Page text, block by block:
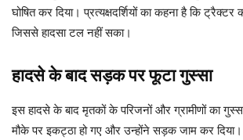
घोषित कर दिया। प्रत्यक्षदर्शियों का कहना है कि
जिससे हादसा टल नहीं सका।
हादसे के बाद सड़क पर फूटा गुस्सा
इस हादसे के बाद मृतकों के परिजनों और ग्रामीणों का
मौके पर इकट्ठा हो गए और उन्होंने सड़क जाम कर